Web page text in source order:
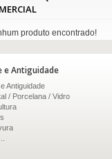
produto encontrado!
e Antiguidade
Antiguidade
/ Porcelana / Vidro